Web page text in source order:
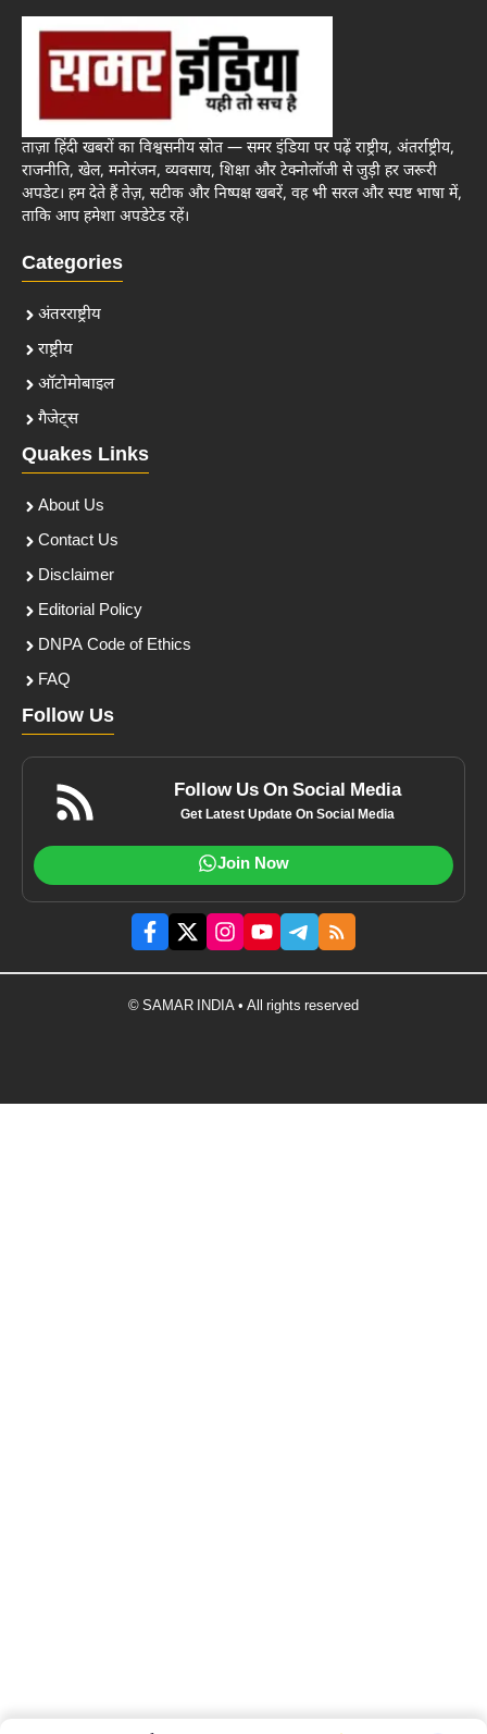
ताज़ा हिंदी खबरों का विश्वसनीय स्रोत — समर इंडिया पर पढ़ें राष्ट्रीय, अंतर्राष्ट्रीय,
राजनीति, खेल, मनोरंजन, व्यवसाय, शिक्षा और टेक्नोलॉजी से जुड़ी हर जरूरी
अपडेट। हम देते हैं तेज़, सटीक और निष्पक्ष खबरें, वह भी सरल और स्पष्ट भाषा में,
ताकि आप हमेशा अपडेटेड रहें।
Categories
अंतरराष्ट्रीय
राष्ट्रीय
ऑटोमोबाइल
गैजेट्स
Quakes Links
About Us
Contact Us
Disclaimer
Editorial Policy
DNPA Code of Ethics
FAQ
Follow Us
Follow Us On Social Media
Get Latest Update On Social Media
Join Now
© SAMAR INDIA • All rights reserved